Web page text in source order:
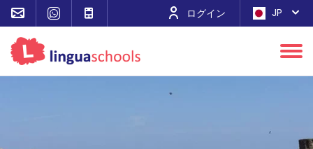
ログイン JP